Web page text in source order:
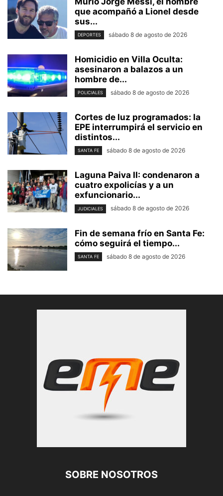
que acompañó a Lionel desde
sus...
DEPORTES sábado 8 de agosto de 2026
Homicidio en Villa Oculta:
asesinaron a balazos a un
hombre de...
POLICIALES sábado 8 de agosto de 2026
Cortes de luz programados: la
EPE interrumpirá el servicio en
distintos...
SANTA FE sábado 8 de agosto de 2026
Laguna Paiva II: condenaron a
cuatro expolicías y a un
exfuncionario...
JUDICIALES sábado 8 de agosto de 2026
Fin de semana frío en Santa Fe:
cómo seguirá el tiempo...
SANTA FE sábado 8 de agosto de 2026
SOBRE NOSOTROS